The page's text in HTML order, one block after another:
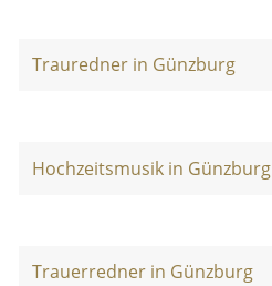
Trauredner in Günzburg
Hochzeitsmusik in Günzburg
Trauerredner in Günzburg